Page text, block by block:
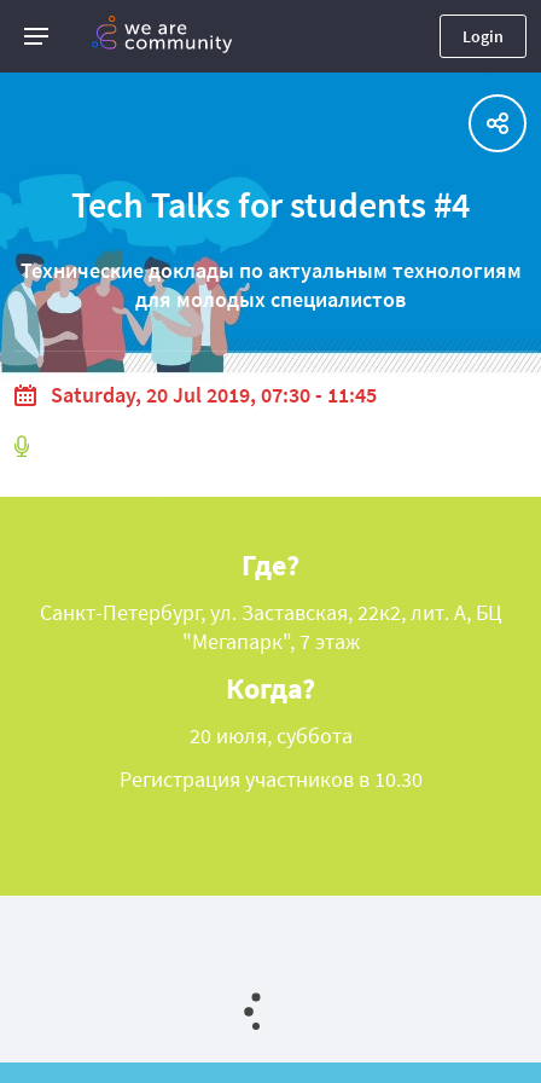
Login
Tech Talks for students #4
Технические доклады по актуальным технологиям
для молодых специалистов
Saturday, 20 Jul 2019, 07:30 - 11:45
Где?
Санкт-Петербург, ул. Заставская, 22к2, лит. А, БЦ
"Мегапарк", 7 этаж
Когда?
20 июля, суббота
Регистрация участников в 10.30